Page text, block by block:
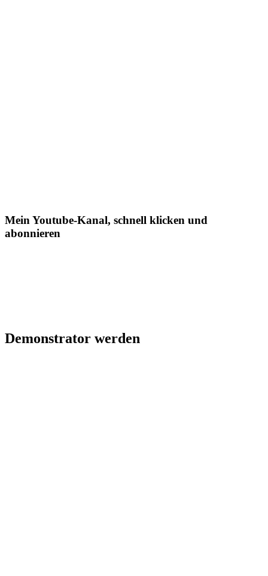
Mein Youtube-Kanal, schnell klicken und
abonnieren
Demonstrator werden